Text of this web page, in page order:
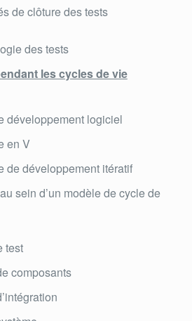
de clôture des tests
des tests
les cycles de vie
développement logiciel
en V
de développement itératif
sein d’un modèle de cycle de
test
composants